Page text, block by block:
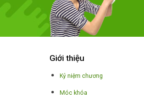
Giới thiệu
Kỷ niệm chương
Móc khóa